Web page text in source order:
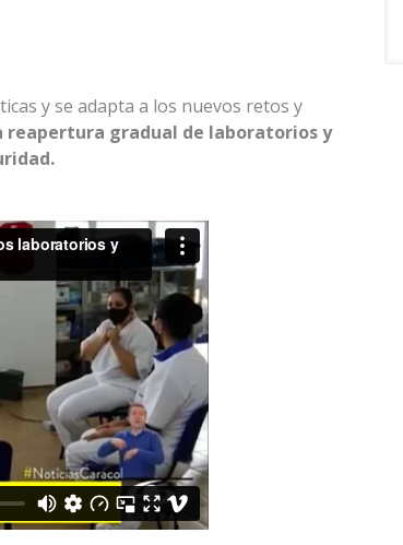
y se adapta a los nuevos retos y
reapertura gradual de laboratorios y